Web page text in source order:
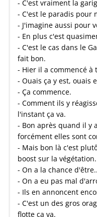
- C'est vraiment la
- C'est le paradis pour
- J'imagine aussi pour
- En plus c'est
- C'est le cas dans le
fait bon.
- Hier il a commencé à
- Ouais ça y est, ouais
- Ça commence.
- Comment ils y
l'instant ça va.
- Bon après quand il y
forcément elles sont
- Mais bon là c'est
boost sur la végétation.
- On a la chance
- On a eu pas mal
- Ils en annoncent
- C'est un des gros
flotte ça va.